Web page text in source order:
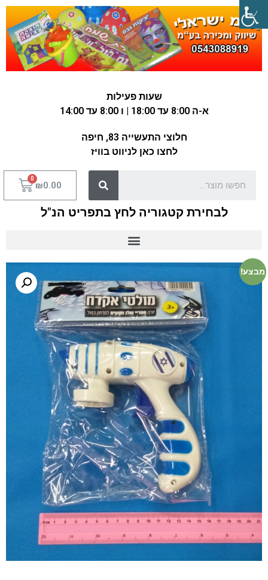
שעות פעילות
א-ה 8:00 עד 18:00 | ו 8:00 עד 14:00
חלוצי התעשייה 83, חיפה
לחצו כאן לניווט בוויז
₪0.00
לבחירת קטגוריה לחץ בתפריט הנ"ל
מבצע!